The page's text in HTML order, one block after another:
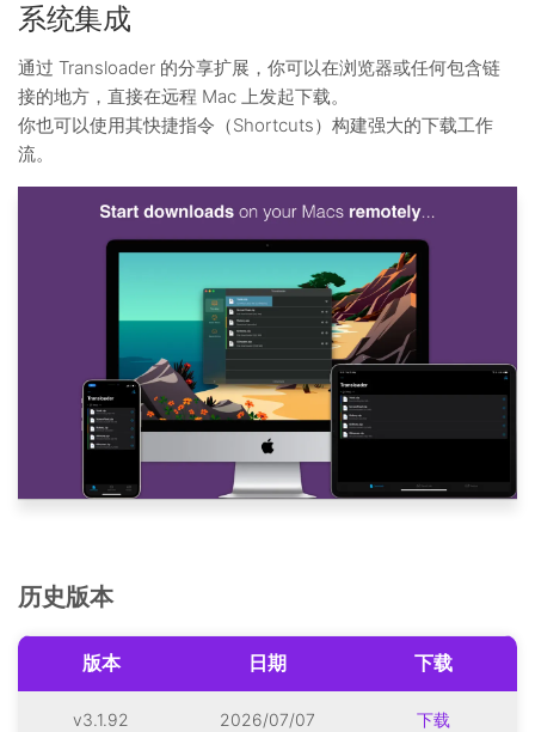
系统集成
通过 Transloader 的分享扩展，你可以在浏览器或任何包含链
接的地方，直接在远程 Mac 上发起下载。
你也可以使用其快捷指令（Shortcuts）构建强大的下载工作
流。
历史版本
版本 日期 下载
v3.1.92 2026/07/07 下载